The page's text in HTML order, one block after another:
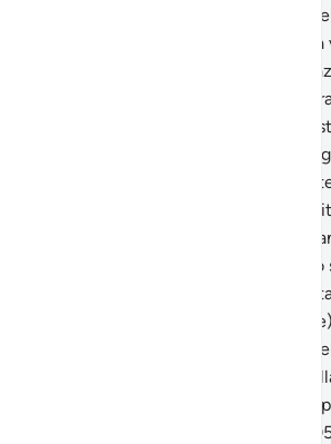
forme sconosciute avverrà
Resurrezione e non in
islamica non c’è nessuno
reincarnazione su questa
fuoco c’è il memento del
possibilità di accenderlo
ottenere luce e calore in
«in un Libro custodito»: «fi
all’archetipo celeste del
versetto alcuni giuristi
stato di purezza rituale è
Corano (inteso come
classica «i puri» sono gli
all’essenza dell’Archetipo
custodito nei cieli e di cui si
precedente (Tabari XXVII,